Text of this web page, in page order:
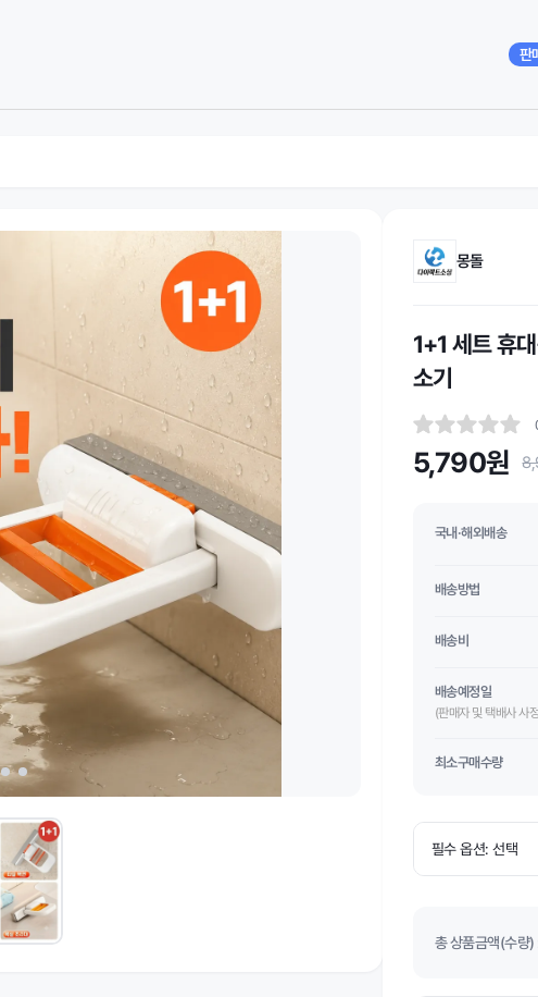
판
몽돌
1+1 세트 휴
소기
5,790원
국내·해외배송
배송방법
배송비
배송예정일
(판매자 및 택배사 사
최소구매수량
총 상품금액(수량)